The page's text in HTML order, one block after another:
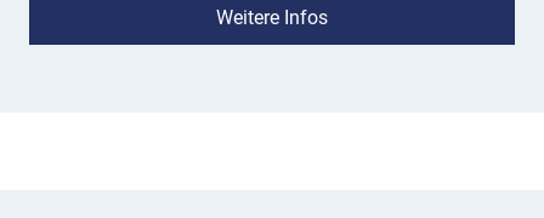
Das Richtzeichen 422-25 weist darauf
hin, dass die Ausweichstrecke für Fahrzeuge mit
Weitere Infos